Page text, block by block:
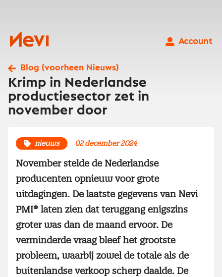
Nevi
Account
Blog (voorheen Nieuws)
Krimp in Nederlandse
productiesector zet in
november door
nieuws 02 december 2024
November stelde de Nederlandse
producenten opnieuw voor grote
uitdagingen. De laatste gegevens van Nevi
PMI® laten zien dat teruggang enigszins
groter was dan de maand ervoor. De
verminderde vraag bleef het grootste
probleem, waarbij zowel de totale als de
buitenlandse verkoop scherp daalde. De